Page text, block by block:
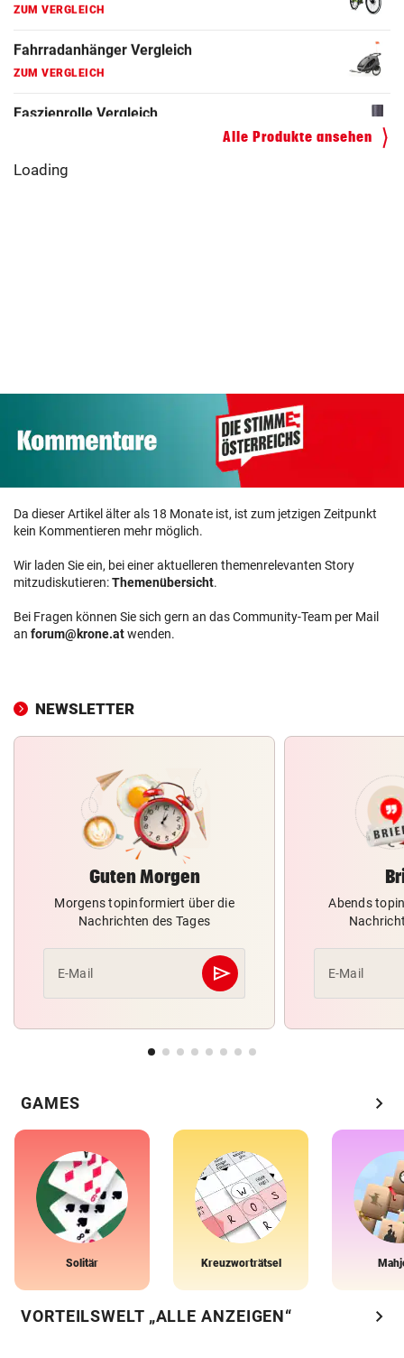
Elektro-Scooter Vergleich
Ergometer Vergleich
Alle Produkte ansehen
Loading
Da dieser Artikel älter als 18 Monate ist, ist zum jetzigen Zeitpunkt
kein Kommentieren mehr möglich.
Wir laden Sie ein, bei einer aktuelleren themenrelevanten Story
mitzudiskutieren:Themenübersicht.
Bei Fragen können Sie sich gern an das Community-Team per Mail
an forum@krone.atwenden.
NEWSLETTER
Guten Morgen
Morgens topinformiert über die
Nachrichten des Tages
E-Mail send
Abschicken
Abends
E-Mail
GAMES chevron_right
Solitär Kreuzworträtsel
VORTEILSWELT „ALLE ANZEIGEN“ chevron_right